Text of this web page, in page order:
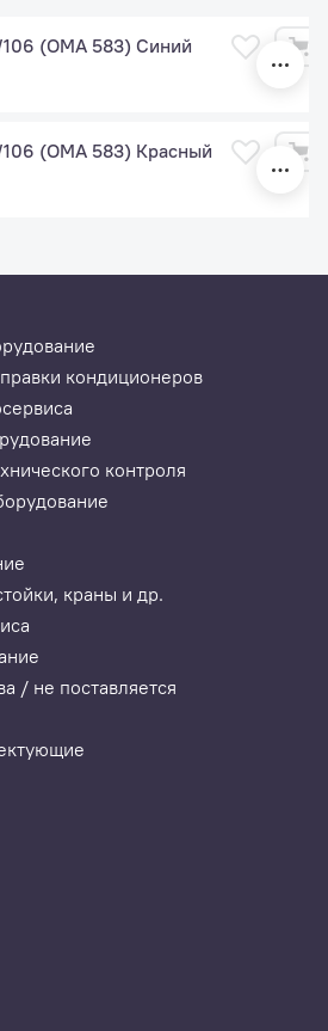
(OMA 583) Синий
(OMA 583) Красный
кондиционеров
контроля
краны и др.
/ не поставляется